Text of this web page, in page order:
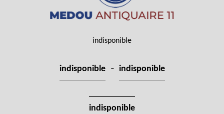
indisponible
indisponible - indisponible
indisponible